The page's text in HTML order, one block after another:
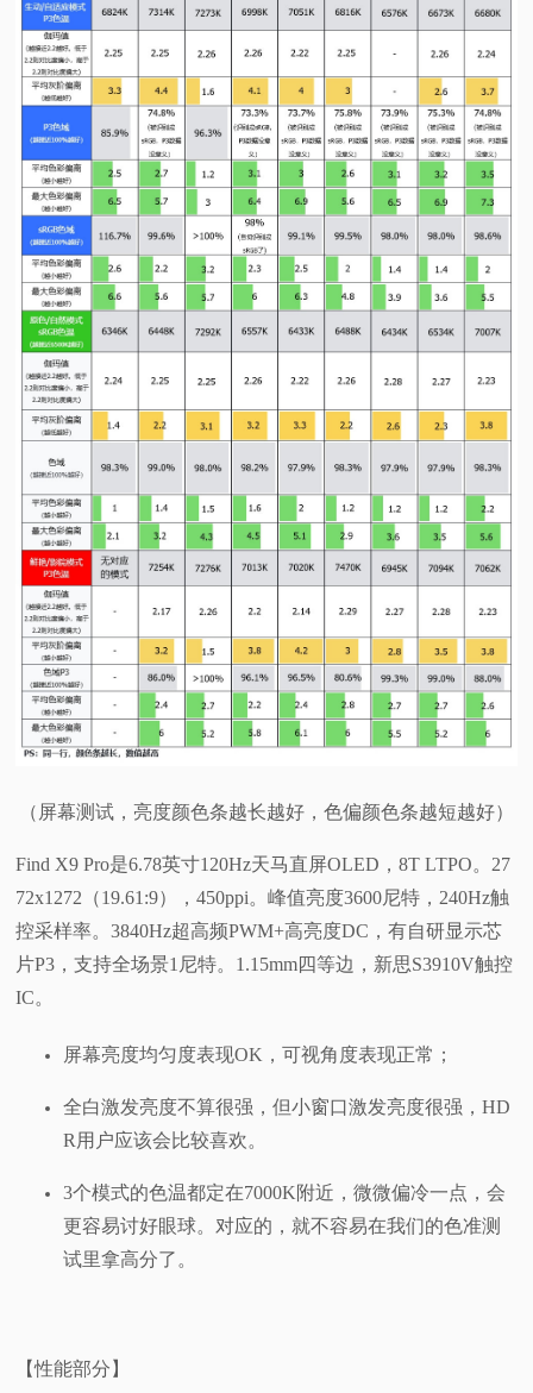
（屏幕测试，亮度颜色条越长越好，色偏颜色条越短越好）
Find X9 Pro是6.78英寸120Hz天马直屏OLED，8T LTPO。27
72x1272（19.61:9），450ppi。峰值亮度3600尼特，240Hz触
控采样率。3840Hz超高频PWM+高亮度DC，有自研显示芯
片P3，支持全场景1尼特。1.15mm四等边，新思S3910V触控
IC。
屏幕亮度均匀度表现OK，可视角度表现正常；
全白激发亮度不算很强，但小窗口激发亮度很强，HD
R用户应该会比较喜欢。
3个模式的色温都定在7000K附近，微微偏冷一点，会
更容易讨好眼球。对应的，就不容易在我们的色准测
试里拿高分了。
【性能部分】